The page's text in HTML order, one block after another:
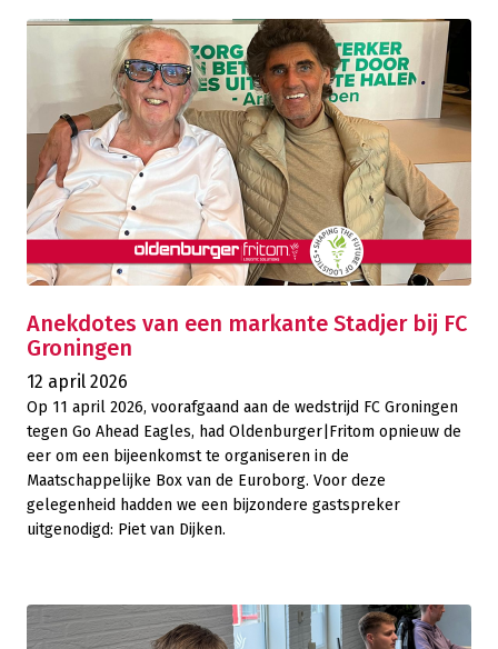
Anekdotes van een markante Stadjer bij FC
Groningen
12 april 2026
Op 11 april 2026, voorafgaand aan de wedstrijd FC Groningen
tegen Go Ahead Eagles, had Oldenburger|Fritom opnieuw de
eer om een bijeenkomst te organiseren in de
Maatschappelijke Box van de Euroborg. Voor deze
gelegenheid hadden we een bijzondere gastspreker
uitgenodigd: Piet van Dijken.